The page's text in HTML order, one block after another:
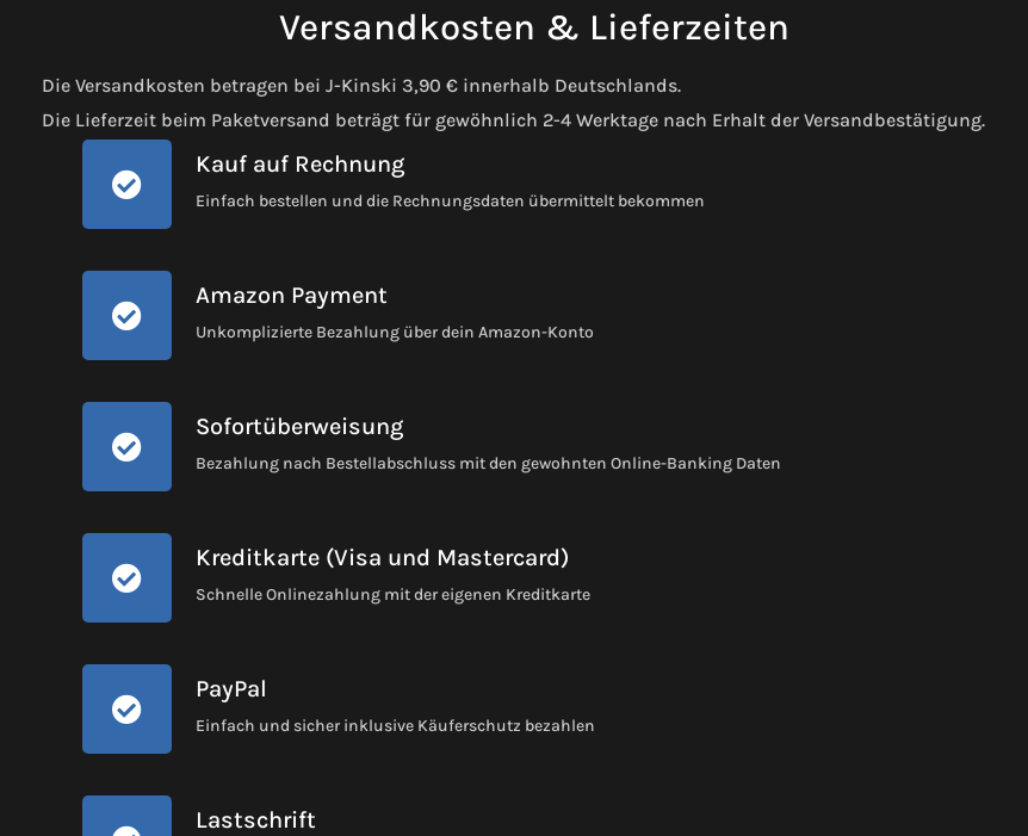
Versandkosten & Lieferzeiten
Die Versandkosten betragen bei J-Kinski 3,90 € innerhalb Deutschlands.
Die Lieferzeit beim Paketversand beträgt für gewöhnlich 2-4 Werktage nach Erhalt der Versandbestätigung.
Kauf auf Rechnung
Einfach bestellen und die Rechnungsdaten übermittelt bekommen
Amazon Payment
Unkomplizierte Bezahlung über dein Amazon-Konto
Sofortüberweisung
Bezahlung nach Bestellabschluss mit den gewohnten Online-Banking Daten
Kreditkarte (Visa und Mastercard)
Schnelle Onlinezahlung mit der eigenen Kreditkarte
PayPal
Einfach und sicher inklusive Käuferschutz bezahlen
Lastschrift